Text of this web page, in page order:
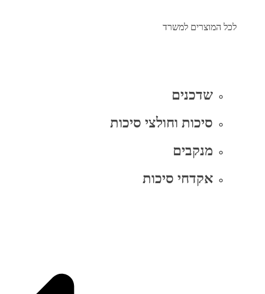
לכל המוצרים למשרד
שדכנים
סיכות וחולצי סיכות
מנקבים
אקדחי סיכות